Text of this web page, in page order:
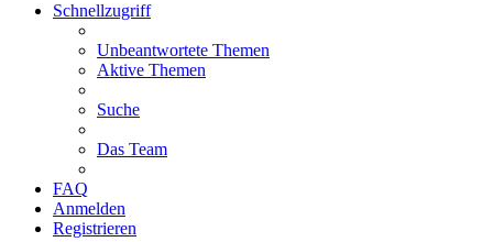
Schnellzugriff
Unbeantwortete Themen
Aktive Themen
Suche
Das Team
FAQ
Anmelden
Registrieren